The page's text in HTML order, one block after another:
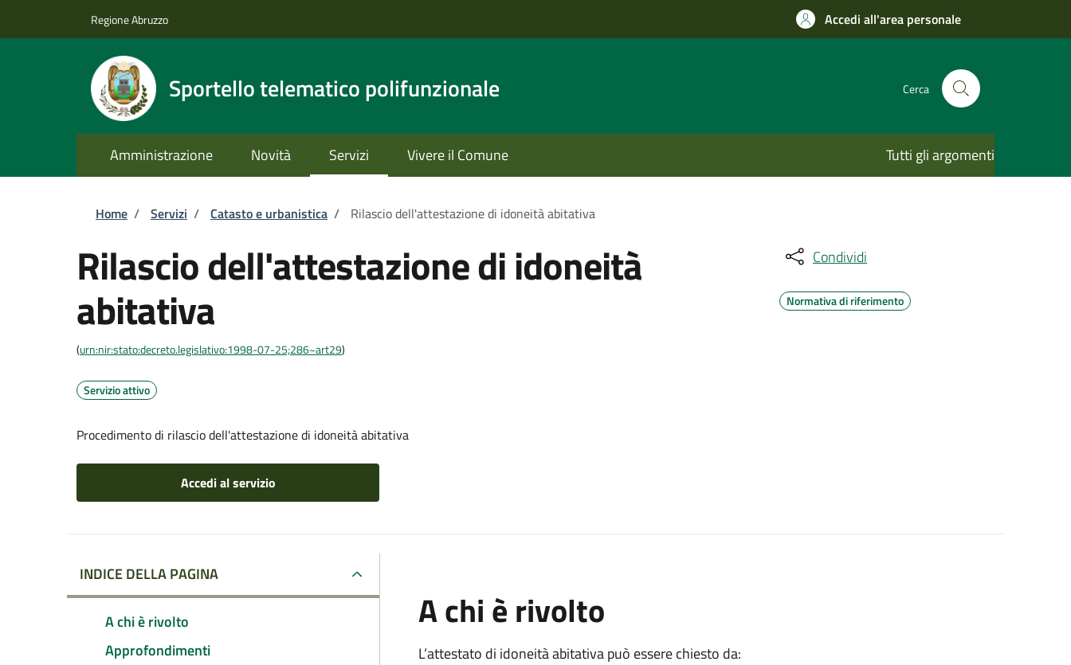
Regione Abruzzo Accedi all'area personale
Sportello telematico polifunzionale Cerca
Amministrazione Novità Servizi Vivere il Comune Tutti gli argomenti
Briciole di pane
Home / Servizi / Catasto e urbanistica / Rilascio dell'attestazione di idoneità abitativa
Rilascio dell'attestazione di idoneità
abitativa
(urn:nir:stato:decreto.legislativo:1998-07-25;286~art29)
Servizio attivo
Procedimento di rilascio dell'attestazione di idoneità abitativa
Accedi al servizio
Condividi
Normativa di riferimento
INDICE DELLA PAGINA
A chi è rivolto
Approfondimenti
A chi è rivolto
L’attestato di idoneità abitativa può essere chiesto da: